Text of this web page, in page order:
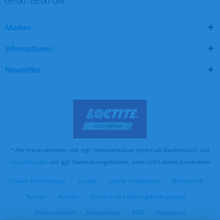
Marken
Informationen
Newsletter
* Alle Preise verstehen sich zzgl. Mehrwertsteuer (innerhalb Deutschland) und
Versandkosten und ggf. Nachnahmegebühren, wenn nicht anders beschrieben
Cookie-Einstellungen Loctite Loctite Goldpartner
Technomelt
Teroson
Kontakt
Versand und Zahlungsbedingungen
Widerrufsrecht
Datenschutz AGB Impressum